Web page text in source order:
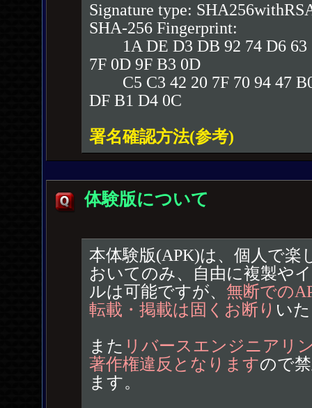
Signature type:
SHA-256 Fingerprint:
1A DE D3 DB 92 74 D6 63
7F 0D 9F B3 0D
C5 C3 42 20 7F 70 94 47
DF B1 D4 0C
署名確認方法(参考)
体験版について
本体験版(APK)は、個人で楽
おいてのみ、自由に複製や
ルは可能ですが、 無断での
転載・掲載は固くお断り い
また リバースエンジニアリ
著作権違反となりますので
ます。